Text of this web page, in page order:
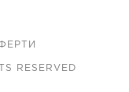
RESERVED